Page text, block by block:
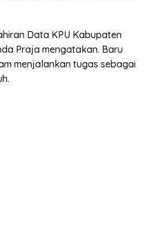
Data KPU Kabupaten
Praja mengatakan. Baru
menjalankan tugas sebagai